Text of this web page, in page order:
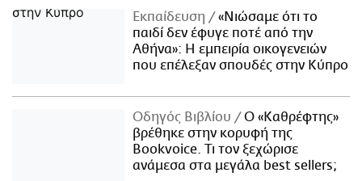
Εκπαίδευση
«Νιώσαμε ότι το
παιδί δεν έφυγε ποτέ από την
Αθήνα»: Η εμπειρία οικογενειών
που επέλεξαν σπουδές στην Κύπρο
Οδηγός Βιβλίου
Ο «Καθρέφτης»
βρέθηκε στην κορυφή της
Bookvoice. Τι τον ξεχώρισε
ανάμεσα στα μεγάλα best sellers;